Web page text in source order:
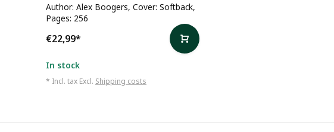
Author: Alex Boogers, Cover: Softback,
Pages: 256
€22,99*
In stock
* Incl. tax Excl. Shipping costs